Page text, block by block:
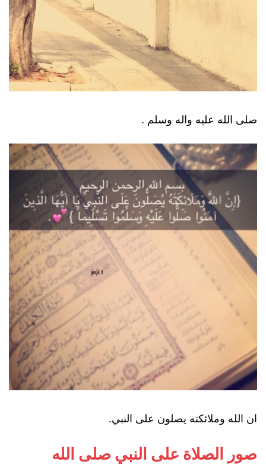
صلى الله عليه واله وسلم .
ان الله وملائكته يصلون على النبي.
صور الصلاة على النبي صلى الله